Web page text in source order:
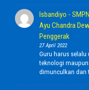
Isbandiyo -
Ayu Chandra
Penggerak
27 April 2022
Guru harus
teknologi
dimunculkan dan